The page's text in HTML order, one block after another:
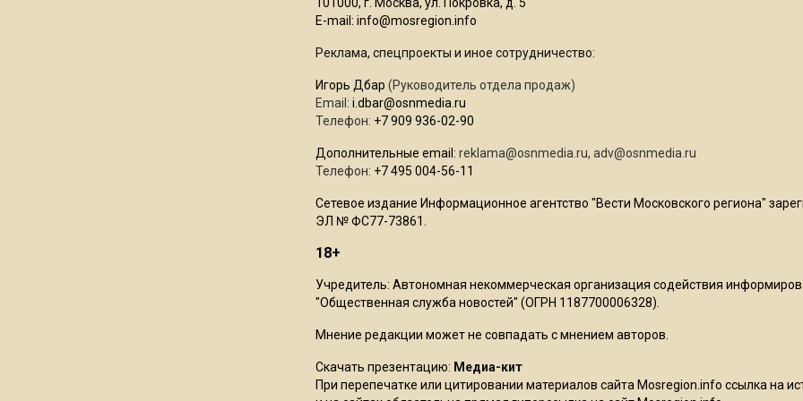
E-mail: info@mosregion.info
Реклама, спецпроекты и иное сотрудничество:
Игорь Дбар (Руководитель отдела продаж)
Email: i.dbar@osnmedia.ru
Телефон: +7 909 936-02-90
Дополнительные email: reklama@osnmedia.ru, adv@osnmedia.ru
Телефон: +7 495 004-56-11
Сетевое издание Информационное агентство "Вести Московского региона"
ЭЛ № ФС77-73861.
18+
Учредитель: Автономная некоммерческая организация содействия
"Общественная служба новостей" (ОГРН 1187700006328).
Мнение редакции может не совпадать с мнением авторов.
Скачать презентацию: Медиа-кит
При перепечатке или цитировании материалов сайта Mosregion.info ссылка на